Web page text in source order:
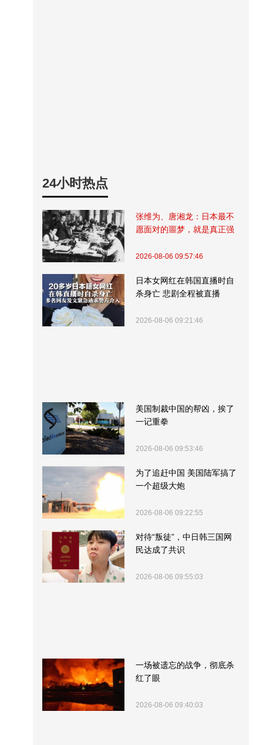
24小时热点
张维为、唐湘龙：日本最不
愿面对的噩梦，就是真正强
2026-08-06 09:57:46
日本女网红在韩国直播时自
杀身亡 悲剧全程被直播
2026-08-06 09:21:46
美国制裁中国的帮凶，挨了
一记重拳
2026-08-06 09:53:46
为了追赶中国 美国陆军搞了
一个超级大炮
2026-08-06 09:22:55
对待“叛徒”，中日韩三国网
民达成了共识
2026-08-06 09:55:03
一场被遗忘的战争，彻底杀
红了眼
2026-08-06 09:40:03